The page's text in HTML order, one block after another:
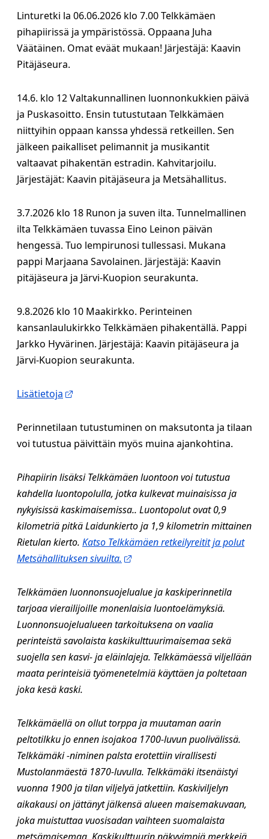
Linturetki la 06.06.2026 klo 7.00 Telkkämäen
pihapiirissä ja ympäristössä. Oppaana Juha
Väätäinen. Omat eväät mukaan! Järjestäjä: Kaavin
Pitäjäseura.
14.6. klo 12 Valtakunnallinen luonnonkukkien päivä
ja Puskasoitto. Ensin tutustutaan Telkkämäen
niittyihin oppaan kanssa yhdessä retkeillen. Sen
jälkeen paikalliset pelimannit ja musikantit
valtaavat pihakentän estradin. Kahvitarjoilu.
Järjestäjät: Kaavin pitäjäseura ja Metsähallitus.
3.7.2026 klo 18 Runon ja suven ilta. Tunnelmallinen
ilta Telkkämäen tuvassa Eino Leinon päivän
hengessä. Tuo lempirunosi tullessasi. Mukana
pappi Marjaana Savolainen. Järjestäjä: Kaavin
pitäjäseura ja Järvi-Kuopion seurakunta.
9.8.2026 klo 10 Maakirkko. Perinteinen
kansanlaulukirkko Telkkämäen pihakentällä. Pappi
Jarkko Hyvärinen. Järjestäjä: Kaavin pitäjäseura ja
Järvi-Kuopion seurakunta.
Lisätietoja
Perinnetilaan tutustuminen on maksutonta ja tilaan
voi tutustua päivittäin myös muina ajankohtina.
Pihapiirin lisäksi Telkkämäen luontoon voi tutustua
kahdella luontopolulla, jotka kulkevat muinaisissa ja
nykyisissä kaskimaisemissa.. Luontopolut ovat 0,9
kilometriä pitkä Laidunkierto ja 1,9 kilometrin mittainen
Rietulan kierto. Katso Telkkämäen retkeilyreitit ja polut
Metsähallituksen sivuilta.
Telkkämäen luonnonsuojelualue ja kaskiperinnetila
tarjoaa vierailijoille monenlaisia luontoelämyksiä.
Luonnonsuojelualueen tarkoituksena on vaalia
perinteistä savolaista kaskikulttuurimaisemaa sekä
suojella sen kasvi- ja eläinlajeja. Telkkämäessä viljellään
maata perinteisiä työmenetelmiä käyttäen ja poltetaan
joka kesä kaski.
Telkkämäellä on ollut torppa ja muutaman aarin
peltotilkku jo ennen isojakoa 1700-luvun puolivälissä.
Telkkämäki -niminen palsta erotettiin virallisesti
Mustolanmäestä 1870-luvulla. Telkkämäki itsenäistyi
vuonna 1900 ja tilan viljelyä jatkettiin. Kaskiviljelyn
aikakausi on jättänyt jälkensä alueen maisemakuvaan,
joka muistuttaa vuosisadan vaihteen suomalaista